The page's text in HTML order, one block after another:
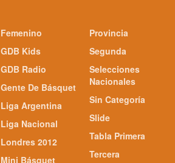
Femenino
GDB Kids
GDB Radio
Gente De Básquet
Liga Argentina
Liga Nacional
Londres 2012
Mini Básquet
Provincia
Segunda
Selecciones
Nacionales
Sin Categoría
Slide
Tabla Primera
Tercera